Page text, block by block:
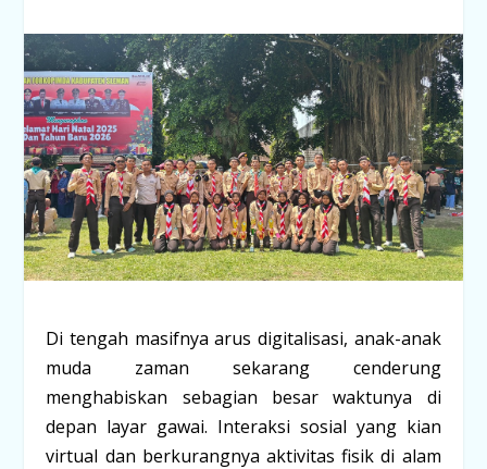
Di tengah masifnya arus digitalisasi, anak-anak
muda zaman sekarang cenderung
menghabiskan sebagian besar waktunya di
depan layar gawai. Interaksi sosial yang kian
virtual dan berkurangnya aktivitas fisik di alam